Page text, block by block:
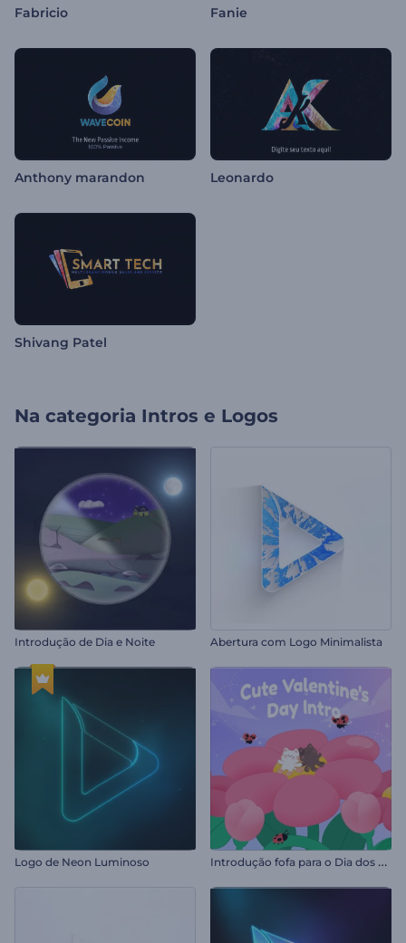
Fabricio Fanie
Anthony marandon Leonardo
Shivang Patel
Na categoria Intros e Logos
Introdução de Dia e Noite Abertura com Logo Minimalista
Logo de Neon Luminoso I
ntrodução fofa para o Dia dos Namorados